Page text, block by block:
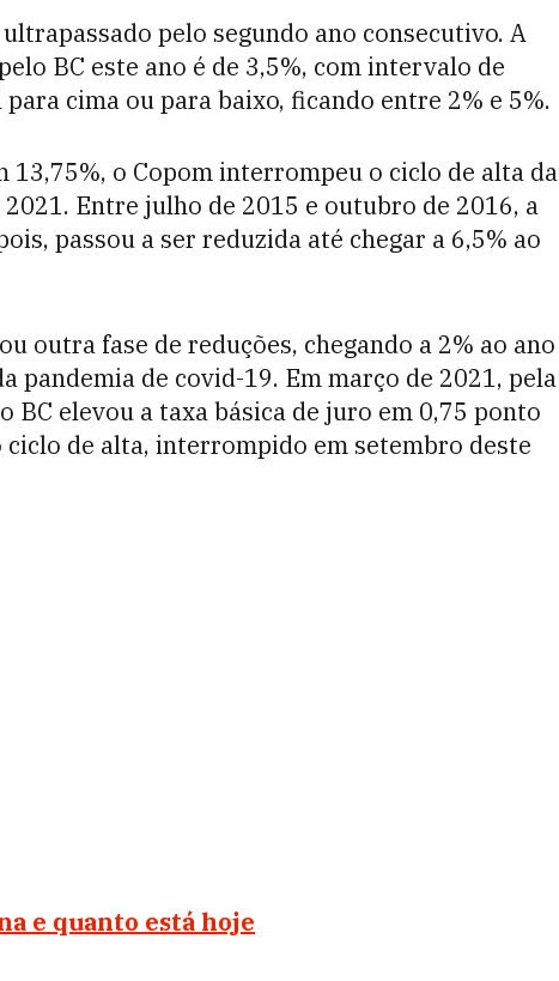
pelo segundo ano consecutivo. A
BC este ano é de 3,5%, com intervalo de
cima ou para baixo, ficando entre 2% e 5%.
13,75%, o Copom interrompeu o ciclo de alta da
Entre julho de 2015 e outubro de 2016, a
passou a ser reduzida até chegar a 6,5% ao
outra fase de reduções, chegando a 2% ao ano
pandemia de covid-19. Em março de 2021, pela
BC elevou a taxa básica de juro em 0,75 ponto
de alta, interrompido em setembro deste
e quanto está hoje